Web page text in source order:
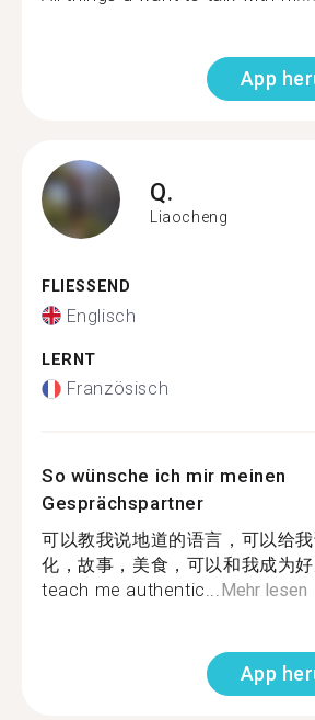
App
Q.
Liaocheng
FLIESSEND
Englisch
LERNT
Französisch
So wünsche ich mir meinen
Gesprächspartner
可以教我说地道的语言，可以给
化，故事，美食，可以和我成为
teach me authentic...Mehr lesen
App